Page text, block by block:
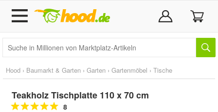
Hood › Baumarkt & Garten › Garten › Gartenmöbel › Tische
Teakholz Tischplatte 110 x 70 cm
8